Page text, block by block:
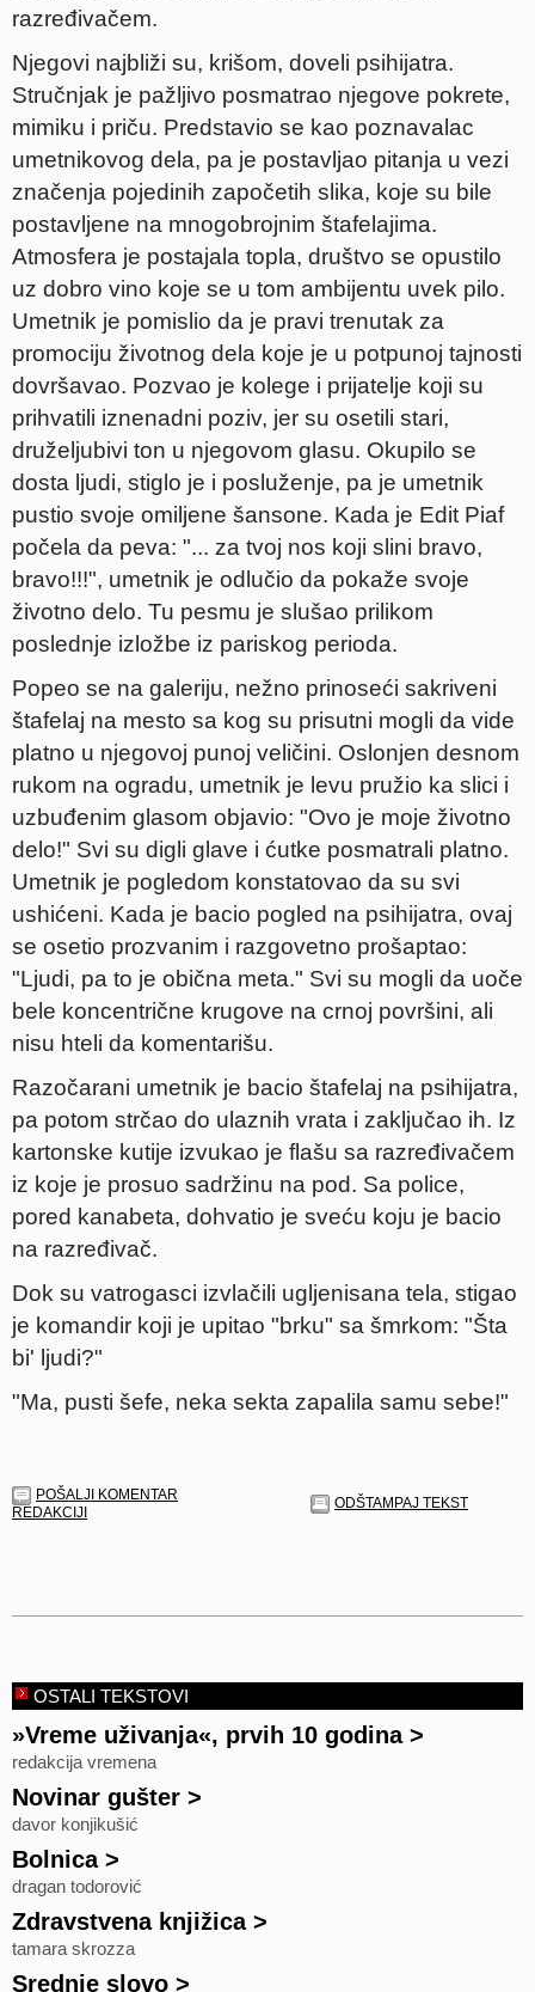
razređivačem.
Njegovi najbliži su, krišom, doveli psihijatra.
Stručnjak je pažljivo posmatrao njegove pokrete,
mimiku i priču. Predstavio se kao poznavalac
umetnikovog dela, pa je postavljao pitanja u vezi
značenja pojedinih započetih slika, koje su bile
postavljene na mnogobrojnim štafelajima.
Atmosfera je postajala topla, društvo se opustilo
uz dobro vino koje se u tom ambijentu uvek pilo.
Umetnik je pomislio da je pravi trenutak za
promociju životnog dela koje je u potpunoj tajnosti
dovršavao. Pozvao je kolege i prijatelje koji su
prihvatili iznenadni poziv, jer su osetili stari,
druželjubivi ton u njegovom glasu. Okupilo se
dosta ljudi, stiglo je i posluženje, pa je umetnik
pustio svoje omiljene šansone. Kada je Edit Piaf
počela da peva: "... za tvoj nos koji slini bravo,
bravo!!!", umetnik je odlučio da pokaže svoje
životno delo. Tu pesmu je slušao prilikom
poslednje izložbe iz pariskog perioda.
Popeo se na galeriju, nežno prinoseći sakriveni
štafelaj na mesto sa kog su prisutni mogli da vide
platno u njegovoj punoj veličini. Oslonjen desnom
rukom na ogradu, umetnik je levu pružio ka slici i
uzbuđenim glasom objavio: "Ovo je moje životno
delo!" Svi su digli glave i ćutke posmatrali platno.
Umetnik je pogledom konstatovao da su svi
ushićeni. Kada je bacio pogled na psihijatra, ovaj
se osetio prozvanim i razgovetno prošaptao:
"Ljudi, pa to je obična meta." Svi su mogli da uoče
bele koncentrične krugove na crnoj površini, ali
nisu hteli da komentarišu.
Razočarani umetnik je bacio štafelaj na psihijatra,
pa potom strčao do ulaznih vrata i zaključao ih. Iz
kartonske kutije izvukao je flašu sa razređivačem
iz koje je prosuo sadržinu na pod. Sa police,
pored kanabeta, dohvatio je sveću koju je bacio
na razređivač.
Dok su vatrogasci izvlačili ugljenisana tela, stigao
je komandir koji je upitao "brku" sa šmrkom: "Šta
bi' ljudi?"
"Ma, pusti šefe, neka sekta zapalila samu sebe!"
POŠALJI KOMENTAR
REDAKCIJI
ODŠTAMPAJ TEKST
OSTALI TEKSTOVI
»Vreme uživanja«, prvih 10 godina>
redakcija vremena
Novinar gušter >
davor konjikušić
Bolnica>
dragan todorović
Zdravstvena knjižica>
tamara skrozza
Srednje slovo >